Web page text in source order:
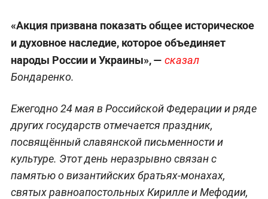
«Акция призвана показать общее историческое
и духовное наследие, которое объединяет
народы России и Украины», — сказал
Бондаренко.
Ежегодно 24 мая в Российской Федерации и ряде
других государств отмечается праздник,
посвящённый славянской письменности и
культуре. Этот день неразрывно связан с
памятью о византийских братьях-монахах,
святых равноапостольных Кирилле и Мефодии,